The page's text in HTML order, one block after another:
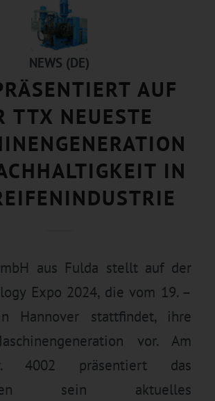
NEWS (DE)
AUF
TTX NEUESTE
IN
aus Fulda stellt auf der
Expo 2024, die vom 19. –
Hannover stattfindet, ihre
vor. Am
4002 präsentiert das
sein aktuelles